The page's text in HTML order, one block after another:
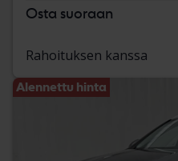
Osta suoraan
Rahoituksen kanssa
Alennettu hinta